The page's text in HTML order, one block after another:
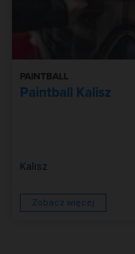
PAINTBALL
Paintball Kalisz
Kalisz
Zobacz więcej